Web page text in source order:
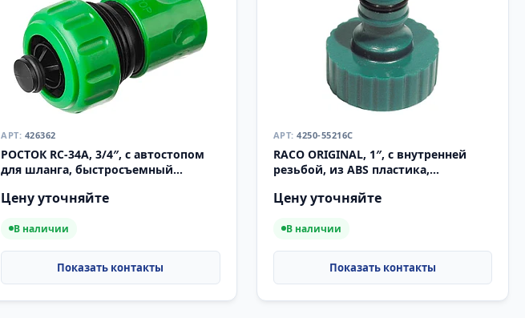
426362
РОСТОК RC-34A, 3/4″, с автостопом
для шланга, быстросъемный
Цену уточняйте
В наличии
4250-55216C
RACO ORIGINAL, 1″, с внутренней
резьбой, из ABS пластика,
Цену уточняйте
В наличии